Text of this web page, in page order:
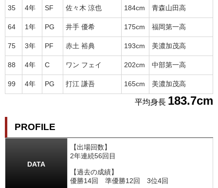
35 4年 SF 佐々木 涼也 184cm 青森山田高
64 1年 PG 井手 優希 175cm 福岡第一高
75 3年 PF 赤土 裕典 193cm 美濃加茂高
88 4年 C ワン フェイ 202cm 中部第一高
99 4年 PG 打江 謙吾 165cm 美濃加茂高
平均身長 183.7cm
PROFILE
DATA
【出場回数】
2年連続56回目
【過去の成績】
優勝14回 準優勝12回 3位4回